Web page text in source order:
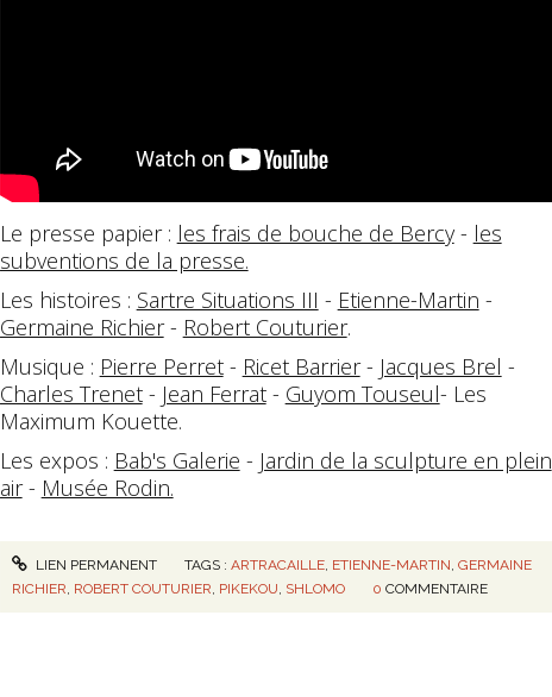
Le presse papier : les frais de bouche de Bercy- les
subventions de la presse.
Les histoires : Sartre Situations III - Etienne-Martin -
Germaine Richier- Robert Couturier.
Musique : Pierre Perret- Ricet Barrier- Jacques Brel -
Charles Trenet- Jean Ferrat- Guyom Touseul- Les
Maximum Kouette.
Les expos : Bab's Galerie - Jardin de la sculpture en plein
air- Musée Rodin.
LIEN PERMANENT TAGS :ARTRACAILLE ETIENNE-MARTIN ,GERMAINE
RICHIER ROBERT COUTURIER PIKEKOU SHLOMO 0 COMMENTAIRE